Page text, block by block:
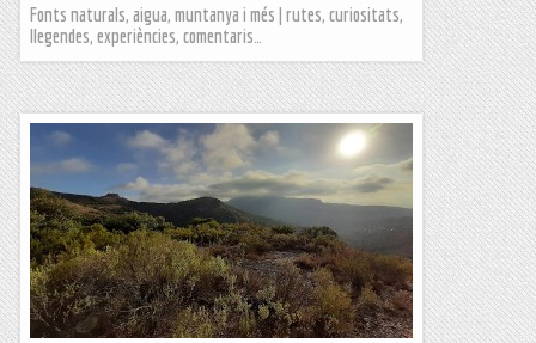
Fonts naturals, aigua, muntanya i més | rutes, curiositats,
llegendes, experiències, comentaris…